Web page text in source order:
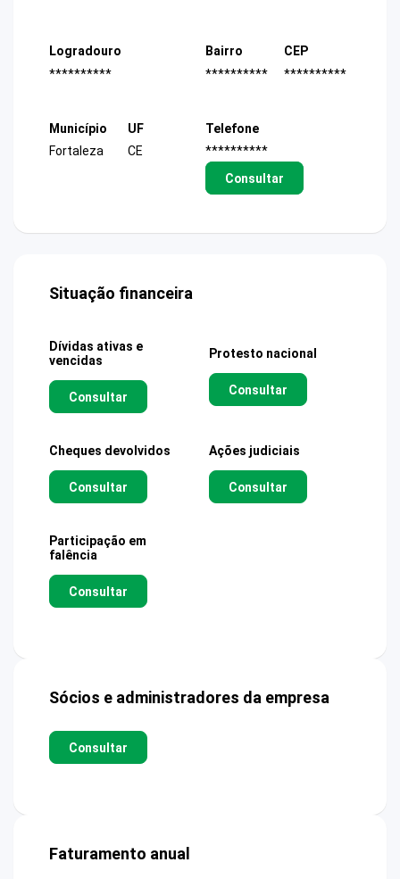
Logradouro
**********
Bairro
**********
CEP
**********
Município
Fortaleza
UF
CE
Telefone
**********
Consultar
Situação financeira
Dívidas ativas e
vencidas
Consultar
Protesto nacional
Consultar
Cheques devolvidos
Consultar
Ações judiciais
Consultar
Participação em
falência
Consultar
Sócios e administradores da empresa
Consultar
Faturamento anual